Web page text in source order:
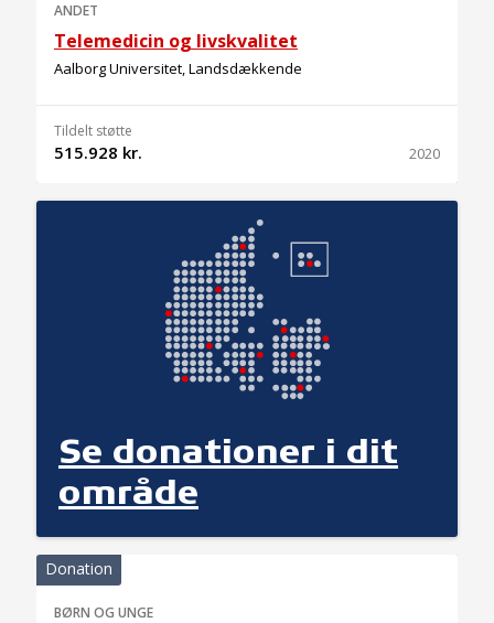
Se donationer i dit
område
ANDET
Telemedicin og livskvalitet
Aalborg Universitet, Landsdækkende
Tildelt støtte
515.928 kr. 2020
Donation
BØRN OG UNGE